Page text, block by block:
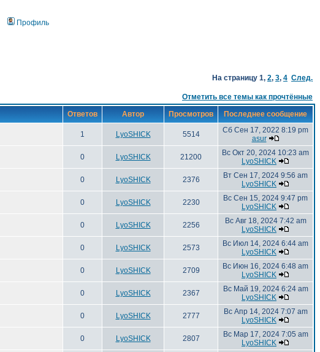
Профиль
На страницу 1, 2, 3, 4 След.
Отметить все темы как прочтённые
Ответов Автор Просмотров Последнее сообщение
1 LyoSHICK 5514
Сб Сен 17, 2022 8:19 pm
asur
0 LyoSHICK 21200
Вс Окт 20, 2024 10:23 am
LyoSHICK
0 LyoSHICK 2376
Вт Сен 17, 2024 9:56 am
LyoSHICK
0 LyoSHICK 2230
Вс Сен 15, 2024 9:47 pm
LyoSHICK
0 LyoSHICK 2256
Вс Авг 18, 2024 7:42 am
LyoSHICK
0 LyoSHICK 2573
Вс Июл 14, 2024 6:44 am
LyoSHICK
0 LyoSHICK 2709
Вс Июн 16, 2024 6:48 am
LyoSHICK
0 LyoSHICK 2367
Вс Май 19, 2024 6:24 am
LyoSHICK
0 LyoSHICK 2777
Вс Апр 14, 2024 7:07 am
LyoSHICK
0 LyoSHICK 2807
Вс Мар 17, 2024 7:05 am
LyoSHICK